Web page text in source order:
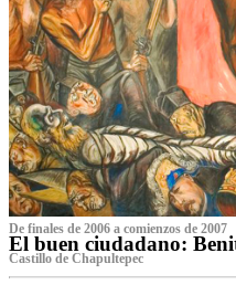
De finales de 2006 a comienzos de 2007
El buen ciudadano:
Castillo de Chapultepec